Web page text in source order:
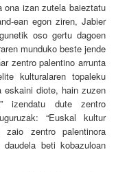
ona izan zutela baieztatu
ean egon ziren, Jabier
oso gertu dagoen
munduko beste jende
zentro palentino arrunta
kulturalaren topaleku
eskaini diote, hain zuzen
izendatu dute zentro
“Euskal kultur
zaio zentro palentinora
beti kobazuloan